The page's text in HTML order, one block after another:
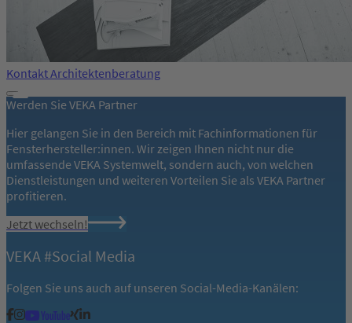
Kontakt Architektenberatung
Werden Sie VEKA Partner
Hier gelangen Sie in den Bereich mit Fachinformationen für
Fensterhersteller:innen. Wir zeigen Ihnen nicht nur die
umfassende VEKA Systemwelt, sondern auch, von welchen
Dienstleistungen und weiteren Vorteilen Sie als VEKA Partner
profitieren.
Jetzt wechseln!
VEKA #Social Media
Folgen Sie uns auch auf unseren Social-Media-Kanälen: